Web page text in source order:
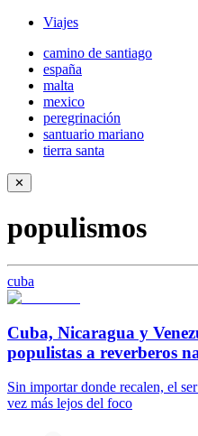
Viajes
camino de santiago
españa
malta
mexico
peregrinación
santuario mariano
tierra santa
✕
populismos
cuba
Cuba, Nicaragua y
populistas a reverberos
Sin importar donde recalen, el
vez más lejos del foco